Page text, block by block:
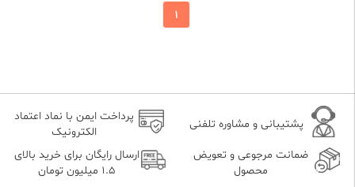
1
پشتیبانی و مشاوره تلفنی
پرداخت ایمن با نماد اعتماد
الکترونیک
ضمانت مرجوعی و تعویض
محصول
ارسال رایگان برای خرید بالای
1.5 میلیون تومان